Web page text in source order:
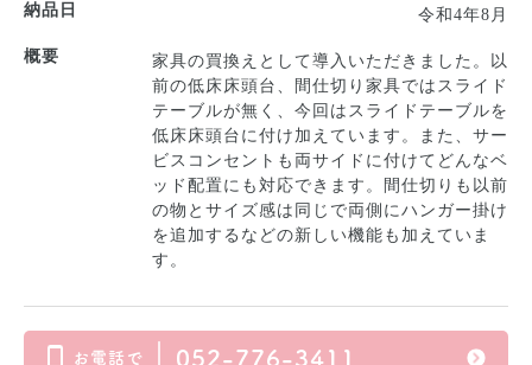
納品日 令和4年8月
概要
家具の買換えとして導入いただきました。以
前の低床床頭台、間仕切り家具ではスライド
テーブルが無く、今回はスライドテーブルを
低床床頭台に付け加えています。また、サー
ビスコンセントも両サイドに付けてどんなベ
ッド配置にも対応できます。間仕切りも以前
の物とサイズ感は同じで両側にハンガー掛け
を追加するなどの新しい機能も加えていま
す。
お電話で 052-776-3411